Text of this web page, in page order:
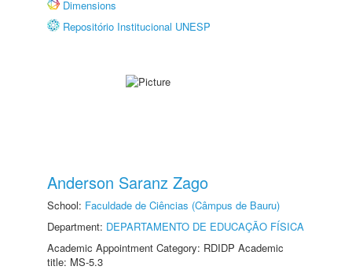
Dimensions
Repositório Institucional UNESP
Anderson Saranz Zago
School: Faculdade de Ciências (Câmpus de Bauru)
Department: DEPARTAMENTO DE EDUCAÇÃO FÍSICA
Academic Appointment Category: RDIDP Academic
title: MS-5.3